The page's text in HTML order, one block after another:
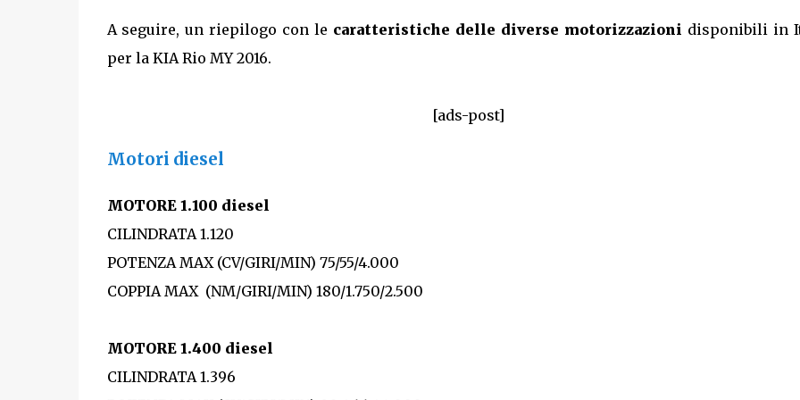
A seguire, un riepilogo con le caratteristiche delle diverse motorizzazioni disponibili in
per la KIA Rio MY 2016.
[ads-post]
Motori diesel
MOTORE 1.100 diesel
CILINDRATA 1.120
POTENZA MAX (CV/GIRI/MIN) 75/55/4.000
COPPIA MAX (NM/GIRI/MIN) 180/1.750/2.500
MOTORE 1.400 diesel
CILINDRATA 1.396